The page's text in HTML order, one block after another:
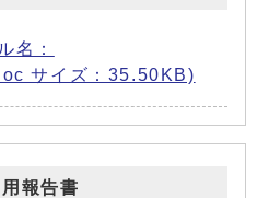
名：
サイズ：35.50KB)
報告書